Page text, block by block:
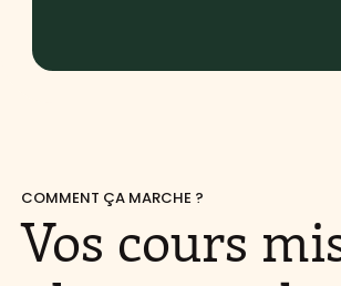
COMMENT ÇA MARCHE ?
Vos cours